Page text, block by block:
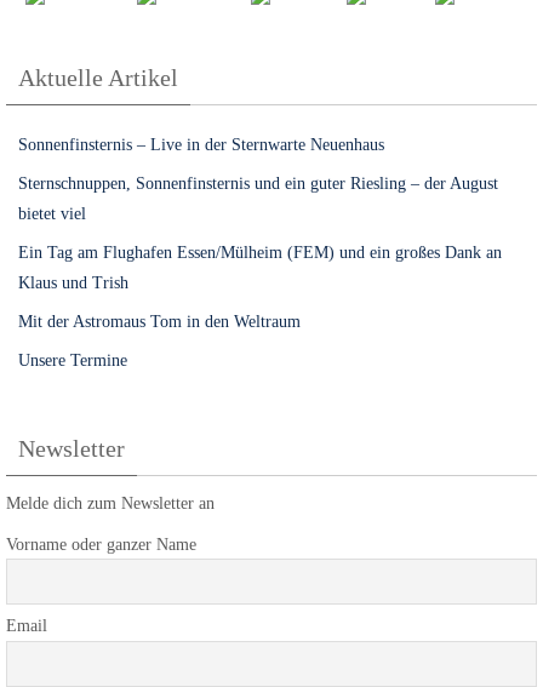
Aktuelle Artikel
Sonnenfinsternis – Live in der Sternwarte Neuenhaus
Sternschnuppen, Sonnenfinsternis und ein guter Riesling – der August
bietet viel
Ein Tag am Flughafen Essen/Mülheim (FEM) und ein großes Dank an
Klaus und Trish
Mit der Astromaus Tom in den Weltraum
Unsere Termine
Newsletter
Melde dich zum Newsletter an
Vorname oder ganzer Name
Email